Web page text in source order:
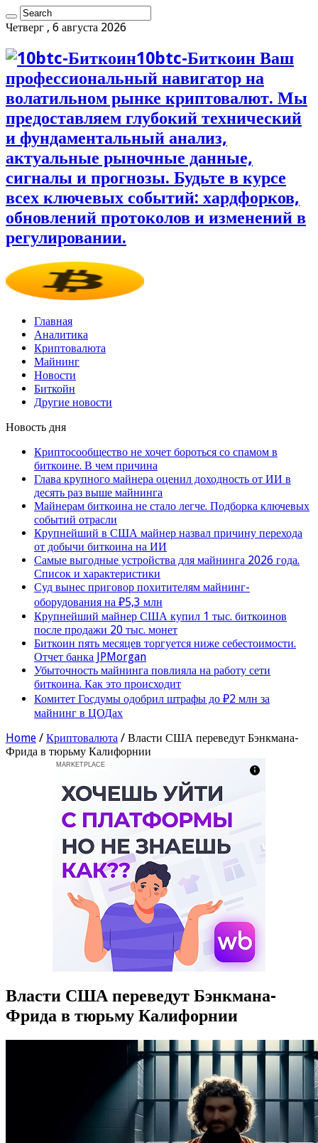
Четверг , 6 августа 2026
10btc-Биткоин Ваш
профессиональный навигатор на
волатильном рынке криптовалют. Мы
предоставляем глубокий технический
и фундаментальный анализ,
актуальные рыночные данные,
сигналы и прогнозы. Будьте в курсе
всех ключевых событий: хардфорков,
обновлений протоколов и изменений в
регулировании.
Главная
Аналитика
Криптовалюта
Майнинг
Новости
Биткойн
Другие новости
Новость дня
Криптосообщество не хочет бороться со спамом в
биткоине. В чем причина
Глава крупного майнера оценил доходность от ИИ в
десять раз выше майнинга
Майнерам биткоина не стало легче. Подборка ключевых
событий отрасли
Крупнейший в США майнер назвал причину перехода
от добычи биткоина на ИИ
Самые выгодные устройства для майнинга 2026 года.
Список и характеристики
Суд вынес приговор похитителям майнинг-
оборудования на ₽5,3 млн
Крупнейший майнер США купил 1 тыс. биткоинов
после продажи 20 тыс. монет
Биткоин пять месяцев торгуется ниже себестоимости.
Отчет банка JPMorgan
Убыточность майнинга повлияла на работу сети
биткоина. Как это происходит
Комитет Госдумы одобрил штрафы до ₽2 млн за
майнинг в ЦОДах
Home / Криптовалюта / Власти США переведут Бэнкмана-
Фрида в тюрьму Калифорнии
MARKETPLACE
Власти США переведут Бэнкмана-
Фрида в тюрьму Калифорнии